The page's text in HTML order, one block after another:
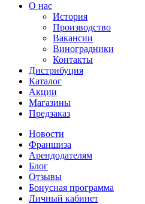
О нас
История
Производство
Вакансии
Виноградники
Контакты
Дистрибуция
Каталог
Акции
Магазины
Предзаказ
Новости
Франшиза
Арендодателям
Блог
Отзывы
Бонусная программа
Личный кабинет